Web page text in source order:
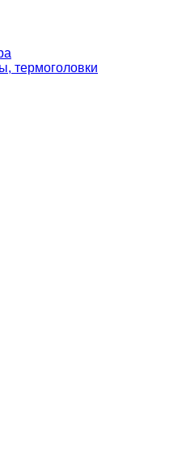
термоголовки